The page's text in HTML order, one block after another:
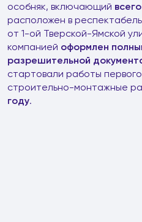
особняк, включающий
расположен в
от 1-ой Тверской-Ямской
компанией оформлен
разрешительной
стартовали работы
строительно-монтажные
году.